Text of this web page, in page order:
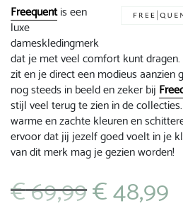
Freequentis een
luxe
dameskledingmerk
dat je met veel comfort kunt
zit en je direct een modieus aanzien
nog steeds in beeld en zeker bij
stijl veel terug te zien in de
warme en zachte kleuren en
ervoor dat jij jezelf goed voelt in je
van dit merk mag je gezien worden!
€69,99 Oorspronkelijke
prijs
€48,99